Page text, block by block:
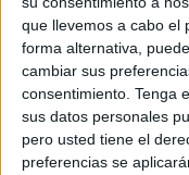
que llevemos a cabo el
forma alternativa,
cambiar sus
consentimiento. Tenga
sus datos personales
pero usted tiene el
preferencias se
y que la segunda mitad del año no
de su sector, aunque sí en
destacan por vaticinar una caída
automoción o del sector de
sectores donde se prevé una caída
comunicación o equipamiento